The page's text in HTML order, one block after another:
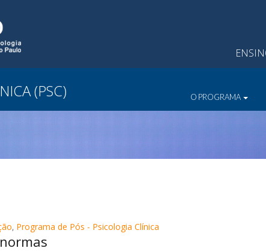
(PSC) O PROGRAMA
, Programa de Pós - Psicologia Clínica